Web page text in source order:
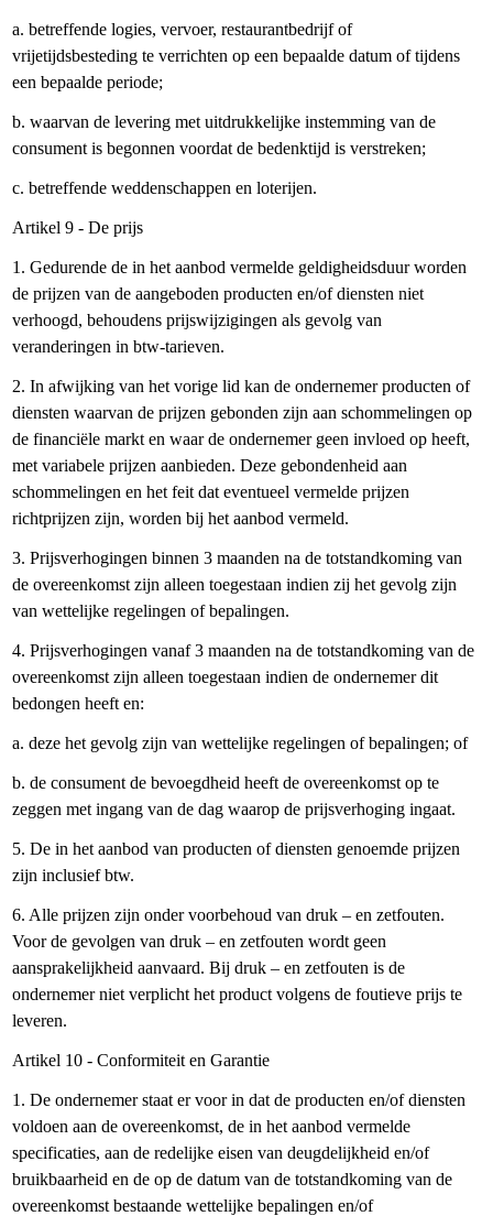
a. betreffende logies, vervoer, restaurantbedrijf of
vrijetijdsbesteding te verrichten op een bepaalde datum of tijdens
een bepaalde periode;
b. waarvan de levering met uitdrukkelijke instemming van de
consument is begonnen voordat de bedenktijd is verstreken;
c. betreffende weddenschappen en loterijen.
Artikel 9 - De prijs
1. Gedurende de in het aanbod vermelde geldigheidsduur worden
de prijzen van de aangeboden producten en/of diensten niet
verhoogd, behoudens prijswijzigingen als gevolg van
veranderingen in btw-tarieven.
2. In afwijking van het vorige lid kan de ondernemer producten of
diensten waarvan de prijzen gebonden zijn aan schommelingen op
de financiële markt en waar de ondernemer geen invloed op heeft,
met variabele prijzen aanbieden. Deze gebondenheid aan
schommelingen en het feit dat eventueel vermelde prijzen
richtprijzen zijn, worden bij het aanbod vermeld.
3. Prijsverhogingen binnen 3 maanden na de totstandkoming van
de overeenkomst zijn alleen toegestaan indien zij het gevolg zijn
van wettelijke regelingen of bepalingen.
4. Prijsverhogingen vanaf 3 maanden na de totstandkoming van de
overeenkomst zijn alleen toegestaan indien de ondernemer dit
bedongen heeft en:
a. deze het gevolg zijn van wettelijke regelingen of bepalingen; of
b. de consument de bevoegdheid heeft de overeenkomst op te
zeggen met ingang van de dag waarop de prijsverhoging ingaat.
5. De in het aanbod van producten of diensten genoemde prijzen
zijn inclusief btw.
6. Alle prijzen zijn onder voorbehoud van druk – en zetfouten.
Voor de gevolgen van druk – en zetfouten wordt geen
aansprakelijkheid aanvaard. Bij druk – en zetfouten is de
ondernemer niet verplicht het product volgens de foutieve prijs te
leveren.
Artikel 10 - Conformiteit en Garantie
1. De ondernemer staat er voor in dat de producten en/of diensten
voldoen aan de overeenkomst, de in het aanbod vermelde
specificaties, aan de redelijke eisen van deugdelijkheid en/of
bruikbaarheid en de op de datum van de totstandkoming van de
overeenkomst bestaande wettelijke bepalingen en/of